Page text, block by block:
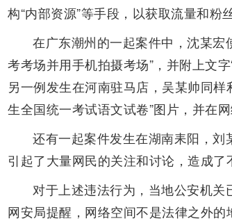
构“内部资源”等手段，以获取流量和粉
在广东潮州的一起案件中，沈某
考考场并用手机拍摄考场”，并附上文
另一例发生在河南驻马店，吴某帅同
生全国统一考试语文试卷”图片，并在
还有一起案件发生在湖南耒阳，刘
引起了大量网民的关注和讨论，造成了
对于上述违法行为，当地公安机
网安局提醒，网络空间不是法律之外